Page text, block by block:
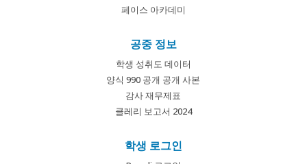
페이스 아카데미
공중 정보
학생 성취도 데이터
양식 990 공개 공개 사본
감사 재무제표
클레리 보고서 2024
학생 로그인